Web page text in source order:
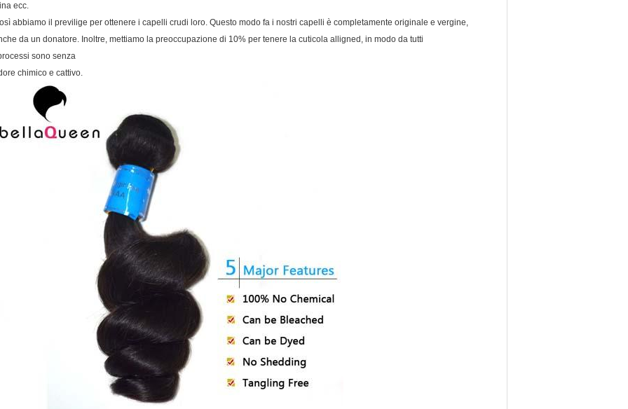
ecc.
abbiamo il previlige per ottenere i capelli crudi loro. Questo modo fa i nostri capelli è completamente originale e vergine,
da un donatore. Inoltre, mettiamo la preoccupazione di 10% per tenere la cuticola alligned, in modo da tutti
sono senza
chimico e cattivo.